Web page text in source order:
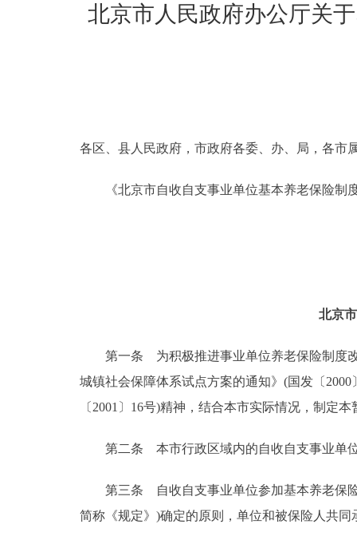
政民互动
走进北京
北京市人民政府办公厅关
各区、县人民政府，市政府各委、办、局，各市
《北京市自收自支事业单位基本养老保险制
北京
第一条 为积极推进事业单位养老保险制度改
城镇社会保障体系试点方案的通知》(国发〔
〔2001〕16号)精神，结合本市实际情况，制定本
第二条 本市行政区域内的自收自支事业单位
第三条 自收自支事业单位参加基本养老保险
简称《规定》)确定的原则，单位和被保险人共